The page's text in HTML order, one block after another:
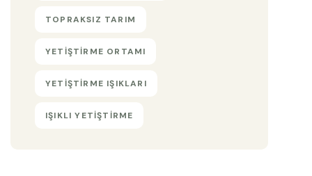
TOPRAKSIZ TARIM
YETIŞTIRME ORTAMI
YETIŞTIRME IŞIKLARI
IŞIKLI YETIŞTIRME